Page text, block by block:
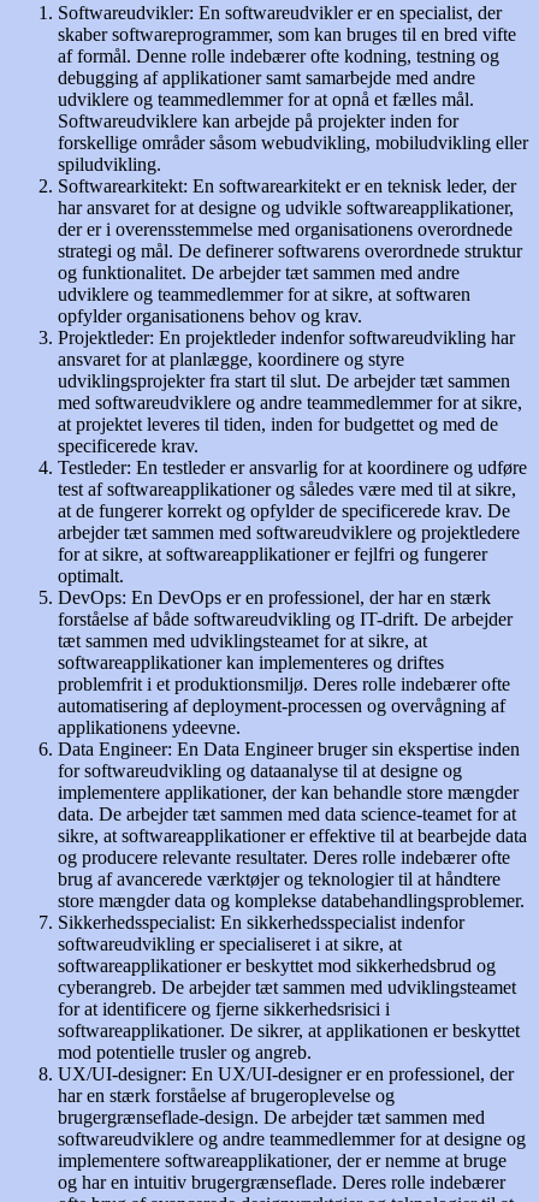
Softwareudvikler: En softwareudvikler er en specialist, der
skaber softwareprogrammer, som kan bruges til en bred vifte
af formål. Denne rolle indebærer ofte kodning, testning og
debugging af applikationer samt samarbejde med andre
udviklere og teammedlemmer for at opnå et fælles mål.
Softwareudviklere kan arbejde på projekter inden for
forskellige områder såsom webudvikling, mobiludvikling eller
spiludvikling.
Softwarearkitekt: En softwarearkitekt er en teknisk leder, der
har ansvaret for at designe og udvikle softwareapplikationer,
der er i overensstemmelse med organisationens overordnede
strategi og mål. De definerer softwarens overordnede struktur
og funktionalitet. De arbejder tæt sammen med andre
udviklere og teammedlemmer for at sikre, at softwaren
opfylder organisationens behov og krav.
Projektleder: En projektleder indenfor softwareudvikling har
ansvaret for at planlægge, koordinere og styre
udviklingsprojekter fra start til slut. De arbejder tæt sammen
med softwareudviklere og andre teammedlemmer for at sikre,
at projektet leveres til tiden, inden for budgettet og med de
specificerede krav.
Testleder: En testleder er ansvarlig for at koordinere og udføre
test af softwareapplikationer og således være med til at sikre,
at de fungerer korrekt og opfylder de specificerede krav. De
arbejder tæt sammen med softwareudviklere og projektledere
for at sikre, at softwareapplikationer er fejlfri og fungerer
optimalt.
DevOps: En DevOps er en professionel, der har en stærk
forståelse af både softwareudvikling og IT-drift. De arbejder
tæt sammen med udviklingsteamet for at sikre, at
softwareapplikationer kan implementeres og driftes
problemfrit i et produktionsmiljø. Deres rolle indebærer ofte
automatisering af deployment-processen og overvågning af
applikationens ydeevne.
Data Engineer: En Data Engineer bruger sin ekspertise inden
for softwareudvikling og dataanalyse til at designe og
implementere applikationer, der kan behandle store mængder
data. De arbejder tæt sammen med data science-teamet for at
sikre, at softwareapplikationer er effektive til at bearbejde data
og producere relevante resultater. Deres rolle indebærer ofte
brug af avancerede værktøjer og teknologier til at håndtere
store mængder data og komplekse databehandlingsproblemer.
Sikkerhedsspecialist: En sikkerhedsspecialist indenfor
softwareudvikling er specialiseret i at sikre, at
softwareapplikationer er beskyttet mod sikkerhedsbrud og
cyberangreb. De arbejder tæt sammen med udviklingsteamet
for at identificere og fjerne sikkerhedsrisici i
softwareapplikationer. De sikrer, at applikationen er beskyttet
mod potentielle trusler og angreb.
UX/UI-designer: En UX/UI-designer er en professionel, der
har en stærk forståelse af brugeroplevelse og
brugergrænseflade-design. De arbejder tæt sammen med
softwareudviklere og andre teammedlemmer for at designe og
implementere softwareapplikationer, der er nemme at bruge
og har en intuitiv brugergrænseflade. Deres rolle indebærer